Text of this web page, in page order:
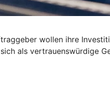
wollen ihre
als vertrauenswürdige